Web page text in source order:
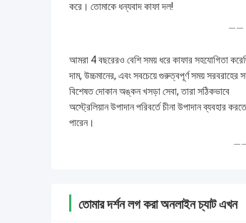
করে। তোমাকে ধন্যবাদ কাফা দল!
——
আমরা 4 বছরেরও বেশি সময় ধরে কাফার সহযোগিতা
দাম, উচ্চমানের, এবং সবচেয়ে গুরুত্বপূর্ণ সময় সরবরাহের
বিশেষত দোকান অঙ্কন খসড়া সেবা, তারা সঠিকভাবে
অস্ট্রেলিয়ান উপাদান পরিবর্তে চীনা উপাদান ব্যবহার করতে
পারেন।
তোমার দর্শন লগ করা অনলাইন চ্যাট এখন